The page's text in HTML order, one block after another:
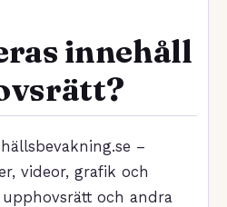
innehåll
–
videor, grafik och
och andra